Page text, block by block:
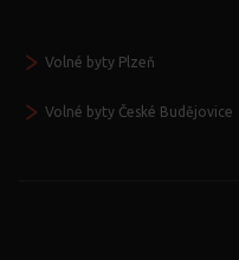
Volné byty Plzeň
Volné byty České Budějovice